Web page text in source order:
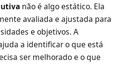
não é algo estático. Ela
avaliada e ajustada para
e objetivos. A
a identificar o que está
ser melhorado e o que